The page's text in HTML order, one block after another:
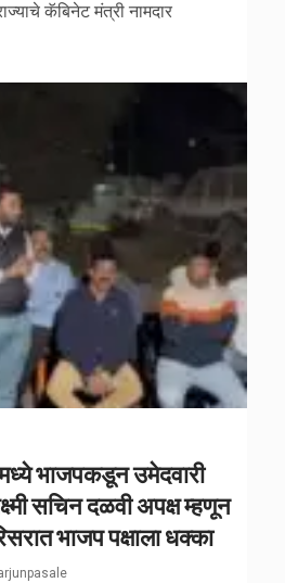
कॅबिनेट मंत्री नामदार
भाजपकडून उमेदवारी
सचिन दळवी अपक्ष म्हणून
भाजप पक्षाला धक्का